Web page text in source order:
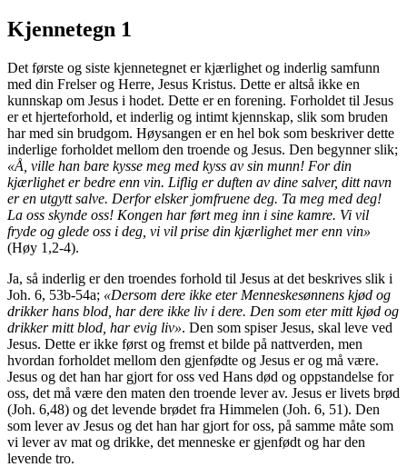
Kjennetegn 1
Det første og siste kjennetegnet er kjærlighet og inderlig samfunn
med din Frelser og Herre, Jesus Kristus. Dette er altså ikke en
kunnskap om Jesus i hodet. Dette er en forening. Forholdet til Jesus
er et hjerteforhold, et inderlig og intimt kjennskap, slik som bruden
har med sin brudgom. Høysangen er en hel bok som beskriver dette
inderlige forholdet mellom den troende og Jesus. Den begynner slik;
«Å, ville han bare kysse meg med kyss av sin munn! For din
kjærlighet er bedre enn vin. Liflig er duften av dine salver, ditt navn
er en utgytt salve. Derfor elsker jomfruene deg. Ta meg med deg!
La oss skynde oss! Kongen har ført meg inn i sine kamre. Vi vil
fryde og glede oss i deg, vi vil prise din kjærlighet mer enn vin»
(Høy 1,2-4).
Ja, så inderlig er den troendes forhold til Jesus at det beskrives slik i
Joh. 6, 53b-54a; «Dersom dere ikke eter Menneskesønnens kjød og
drikker hans blod, har dere ikke liv i dere. Den som eter mitt kjød og
drikker mitt blod, har evig liv». Den som spiser Jesus, skal leve ved
Jesus. Dette er ikke først og fremst et bilde på nattverden, men
hvordan forholdet mellom den gjenfødte og Jesus er og må være.
Jesus og det han har gjort for oss ved Hans død og oppstandelse for
oss, det må være den maten den troende lever av. Jesus er livets brød
(Joh. 6,48) og det levende brødet fra Himmelen (Joh. 6, 51). Den
som lever av Jesus og det han har gjort for oss, på samme måte som
vi lever av mat og drikke, det menneske er gjenfødt og har den
levende tro.